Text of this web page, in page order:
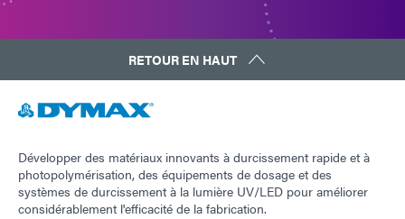
RETOUR EN HAUT
Développer des matériaux innovants à durcissement rapide et à
photopolymérisation, des équipements de dosage et des
systèmes de durcissement à la lumière UV/LED pour améliorer
considérablement l'efficacité de la fabrication.